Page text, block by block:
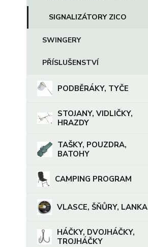
SIGNALIZÁTORY ZICO
SWINGERY
PŘÍSLUŠENSTVÍ
PODBĚRÁKY, TYČE
STOJANY, VIDLIČKY,
HRAZDY
TAŠKY, POUZDRA,
BATOHY
CAMPING PROGRAM
VLASCE, ŠŇŮRY, LANKA
HÁČKY, DVOJHÁČKY,
TROJHÁČKY